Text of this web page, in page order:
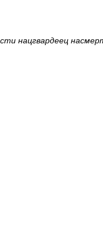
нацгвардеец